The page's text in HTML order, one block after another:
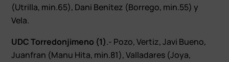
(Utrilla, min.65), Dani Benítez (Borrego, min.55) y
Vela.
UDC Torredonjimeno (1).- Pozo, Vertiz, Javi Bueno,
Juanfran (Manu Hita, min.81), Valladares (Joya,